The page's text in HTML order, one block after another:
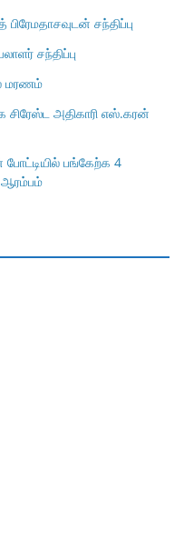
சந்திப்பு
சந்திப்பு
மரணம்
சிரேஸ்ட அதிகாரி எஸ்.கரன்
பங்கேற்க 4
ஆரம்பம்